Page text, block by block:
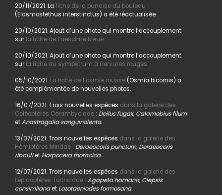
20/11/2021. La fiche de la punaise du bouleau
(Elasmostethus interstinctus) a été réactualisée.
20/10/2021. Ajout d’une photo qui montre l’accouplement
sur la fiche de l’aeschne bleue.
20/10/2021. Ajout d’une photo qui montre l’accouplement
sur la fiche du sympetrum à nervures rouges.
05/10/2021. La fiche de l’osmie rousse(Osmia bicornis) a
été complémentée de nouvelles photos.
16/07/2021. Trois nouvelles espèces dans la galerie des
Coléoptères Cerambycidae: Deilus fugax, Calamobius filum
etAnastragalia sanguinolenta.
13/07/2021. Trois nouvelles espèces dans la galerie des
Hémiptères Miridae: Deraeocoris punctum, Deraeocoris
ribautiet Harpocera thoracica.
12/07/2021. Trois nouvelles espèces dans la galerie des
Lépidoptères Tortricidae: Agapeta hamana, Clepsis
consimilanaet Lozotaeniodes formosana.